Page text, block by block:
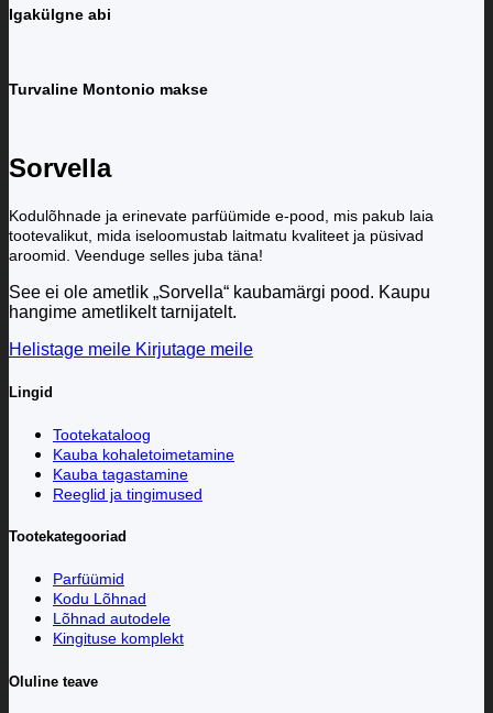
Igakülgne abi
Turvaline Montonio makse
Sorvella
Kodulõhnade ja erinevate parfüümide e-pood, mis pakub laia
tootevalikut, mida iseloomustab laitmatu kvaliteet ja püsivad
aroomid. Veenduge selles juba täna!
See ei ole ametlik „Sorvella“ kaubamärgi pood. Kaupu
hangime ametlikelt tarnijatelt.
Helistage meile Kirjutage meile
Lingid
Tootekataloog
Kauba kohaletoimetamine
Kauba tagastamine
Reeglid ja tingimused
Tootekategooriad
Parfüümid
Kodu Lõhnad
Lõhnad autodele
Kingituse komplekt
Oluline teave